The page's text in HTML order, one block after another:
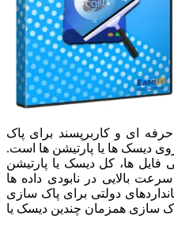
ای و کاربرپسند برای پاک
دیسک ها یا پارتیشن ها است.
فایل ها، کل دیسک یا پارتیشن
بالایی در نابودی داده ها
دولتی برای پاک سازی
سازی همزمان چندین دیسک یا